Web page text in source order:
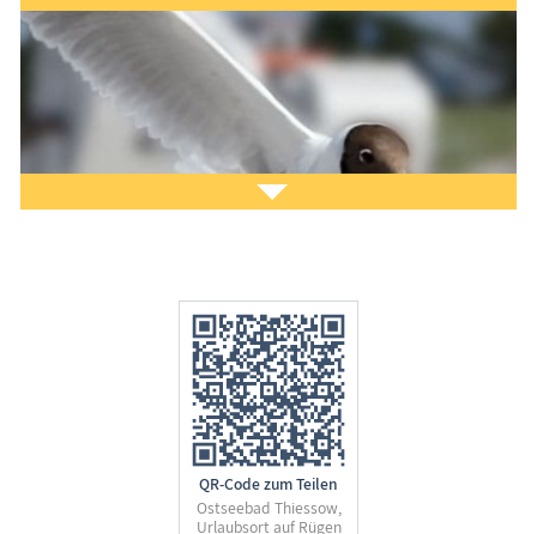
Sie möchtenIhr Ferien­objektim Informa­tions­
system www.Treffpunkt-Ostsee.de präsentieren?
Gern helfen wir Ihnen dabei. Nehmen Sie
Sie möchten unseren GästenIhre Produkte bzw.
Dienst­lei­stun­genvorstellen?
Gern unterstützen und beraten wir Sie bei der
QR-Code zum Teilen
Ostseebad Thiessow,
Urlaubsort auf Rügen